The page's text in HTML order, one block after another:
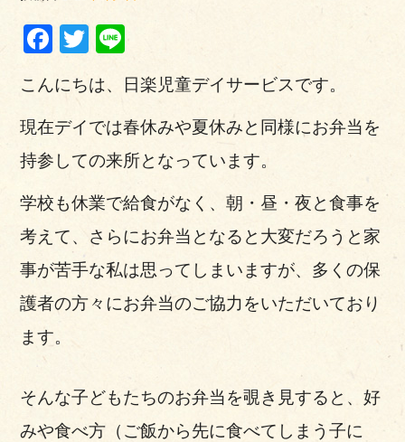
Facebook
Twitter
こんにちは、日楽児童デイサービスです。
現在デイでは春休みや夏休みと同様にお弁当を
持参しての来所となっています。
学校も休業で給食がなく、朝・昼・夜と食事を
考えて、さらにお弁当となると大変だろうと家
事が苦手な私は思ってしまいますが、多くの保
護者の方々にお弁当のご協力をいただいており
ます。
そんな子どもたちのお弁当を覗き見すると、好
みや食べ方（ご飯から先に食べてしまう子に